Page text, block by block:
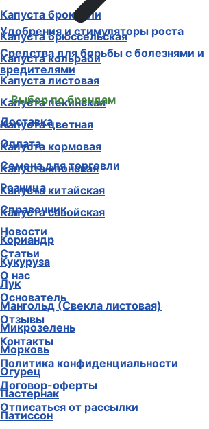
Капуста брокколи
Капуста брюссельская
Капуста кольраби
Капуста листовая
Капуста пекинская
Капуста цветная
Капуста кормовая
Капуста японская
Капуста китайская
Капуста савойская
Кориандр
Кукуруза
Лук
Мангольд (Свекла листовая)
Микрозелень
Морковь
Огурец
Пастернак
Патиссон
Удобрения и стимуляторы роста
Средства для борьбы с болезнями и
вредителями
Выбор по брендам
Доставка
Оплата
Семена для торговли
Розница
Справочник
Новости
Статьи
О нас
Основатель
Отзывы
Контакты
Политика конфиденциальности
Договор-оферты
Отписаться от рассылки